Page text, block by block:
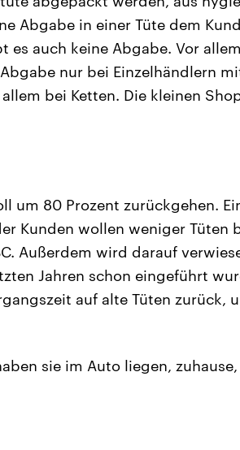
Abgabe in einer Tüte dem
auch keine Abgabe. Vor
nur bei Einzelhändlern
bei Ketten. Die kleinen
um 80 Prozent zurückgehen.
Kunden wollen weniger Tüten
Außerdem wird darauf
Jahren schon eingeführt
auf alte Tüten zurück,
sie im Auto liegen,